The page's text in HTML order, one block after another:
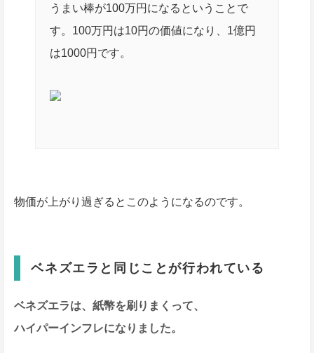
うまい棒が100万円になるということで
す。100万円は10円の価値になり、1億円
は1000円です。
物価が上がり過ぎるとこのようになるのです。
ベネズエラと同じことが行われている
ベネズエラは、紙幣を刷りまくって、
ハイパーインフレになりました。